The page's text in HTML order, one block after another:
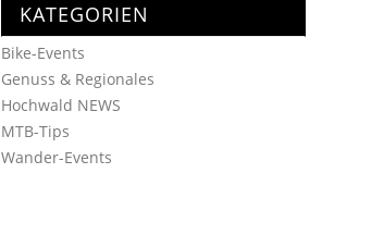
KATEGORIEN
Bike-Events
Genuss & Regionales
Hochwald NEWS
MTB-Tips
Wander-Events